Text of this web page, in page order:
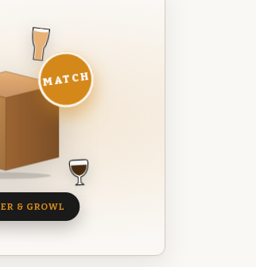
MATCH
& GROWL